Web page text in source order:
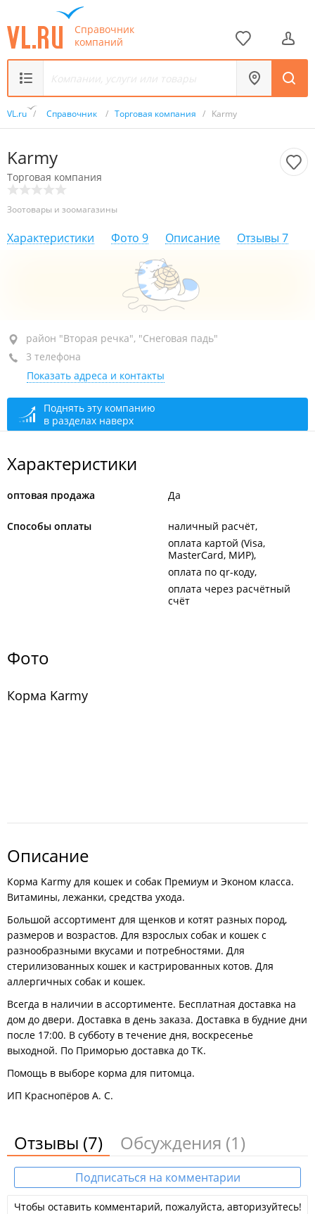
Справочник
компаний
VL.ru / Справочник / Торговая компания / Karmy
Karmy
Торговая компания
Зоотовары и зоомагазины
Характеристики Фото 9 Описание Отзывы 7
район "Вторая речка", ул. Бородинская, 28 стр. 4
(Склад)
+7 902 505-30-61
+7 908 995-77-21
сегодня закрыто
район "Вторая речка", "Снеговая падь"
3 телефона
Показать адреса и контакты
Поднять эту компанию
в разделах наверх
Характеристики
оптовая продажа Да
Способы оплаты
наличный расчёт
оплата картой (Visa,
MasterCard, МИР)
оплата по qr-коду
оплата через расчётный
счёт
Фото
Корма Karmy
Описание
Корма Karmy для кошек и собак Премиум и Эконом класса.
Витамины, лежанки, средства ухода.
Большой ассортимент для щенков и котят разных пород,
размеров и возрастов. Для взрослых собак и кошек с
разнообразными вкусами и потребностями. Для
стерилизованных кошек и кастрированных котов. Для
аллергичных собак и кошек.
Всегда в наличии в ассортименте. Бесплатная доставка на
дом до двери. Доставка в день заказа. Доставка в будние дни
после 17:00. В субботу в течение дня, воскресенье
выходной. По Приморью доставка до ТК.
Помощь в выборе корма для питомца.
ИП Краснопёров А. С.
Отзывы (7) Обсуждения (1)
Подписаться на комментарии
Чтобы оставить комментарий, пожалуйста, авторизуйтесь!